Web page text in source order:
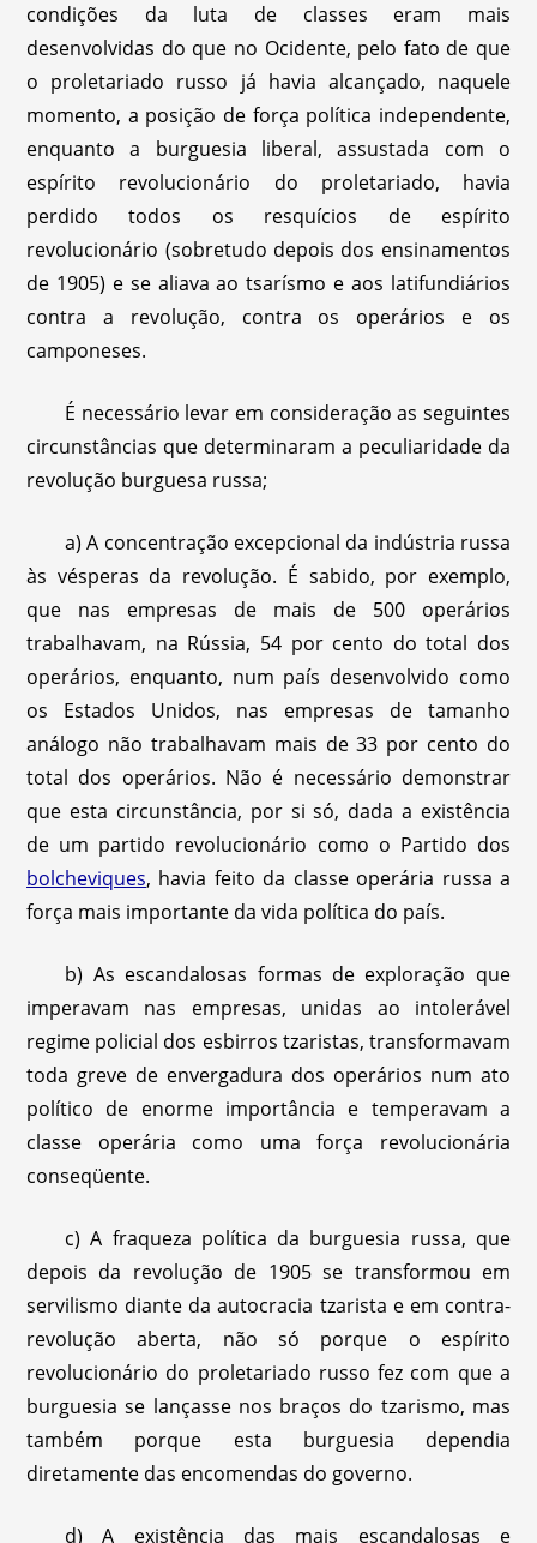
condições da luta de classes eram mais
desenvolvidas do que no Ocidente, pelo fato de que
o proletariado russo já havia alcançado, naquele
momento, a posição de força política independente,
enquanto a burguesia liberal, assustada com o
espírito revolucionário do proletariado, havia
perdido todos os resquícios de espírito
revolucionário (sobretudo depois dos ensinamentos
de 1905) e se aliava ao tsarísmo e aos latifundiários
contra a revolução, contra os operários e os
camponeses.
É necessário levar em consideração as seguintes
circunstâncias que determinaram a peculiaridade da
revolução burguesa russa;
a) A concentração excepcional da indústria russa
às vésperas da revolução. É sabido, por exemplo,
que nas empresas de mais de 500 operários
trabalhavam, na Rússia, 54 por cento do total dos
operários, enquanto, num país desenvolvido como
os Estados Unidos, nas empresas de tamanho
análogo não trabalhavam mais de 33 por cento do
total dos operários. Não é necessário demonstrar
que esta circunstância, por si só, dada a existência
de um partido revolucionário como o Partido dos
bolcheviques, havia feito da classe operária russa a
força mais importante da vida política do país.
b) As escandalosas formas de exploração que
imperavam nas empresas, unidas ao intolerável
regime policial dos esbirros tzaristas, transformavam
toda greve de envergadura dos operários num ato
político de enorme importância e temperavam a
classe operária como uma força revolucionária
conseqüente.
c) A fraqueza política da burguesia russa, que
depois da revolução de 1905 se transformou em
servilismo diante da autocracia tzarista e em contra-
revolução aberta, não só porque o espírito
revolucionário do proletariado russo fez com que a
burguesia se lançasse nos braços do tzarismo, mas
também porque esta burguesia dependia
diretamente das encomendas do governo.
d) A existência das mais escandalosas e